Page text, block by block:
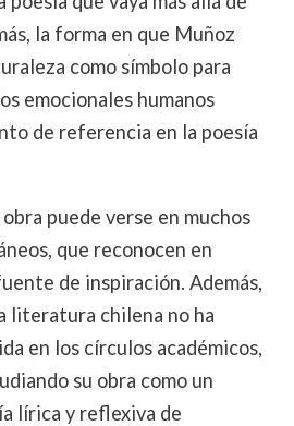
la forma en que Muñoz
como símbolo para
emocionales humanos
de referencia en la poesía
puede verse en muchos
que reconocen en
de inspiración. Además,
literatura chilena no ha
en los círculos académicos,
su obra como un
lírica y reflexiva de